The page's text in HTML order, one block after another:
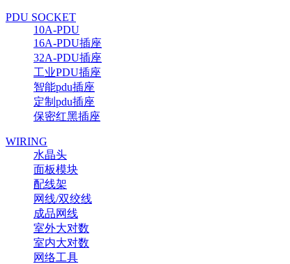
PDU SOCKET
10A-PDU
16A-PDU插座
32A-PDU插座
工业PDU插座
智能pdu插座
定制pdu插座
保密红黑插座
WIRING
水晶头
面板模块
配线架
网线/双绞线
成品网线
室外大对数
室内大对数
网络工具